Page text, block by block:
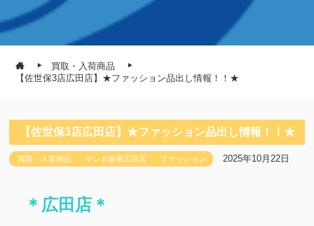
買取・入荷商品
【佐世保3店広田店】★ファッション品出し情報！！★
【佐世保3店広田店】★ファッション品出し情報！！★
買取・入荷商品 マンガ倉庫広田店 ファッション 2025年10月22日
＊広田店＊